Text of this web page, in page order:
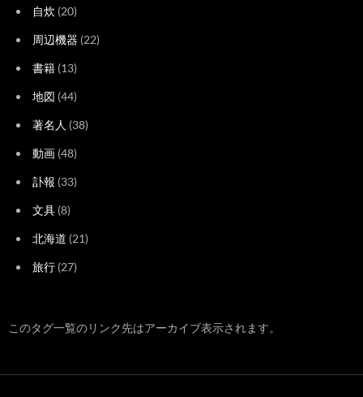
自炊 (20)
周辺機器 (22)
書籍 (13)
地図 (44)
著名人 (38)
動画 (48)
訃報 (33)
文具 (8)
北海道 (21)
旅行 (27)
このタグ一覧のリンク先はアーカイブ表示されます。